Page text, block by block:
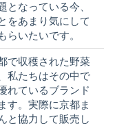
となっている今、
をあまり気にして
らいたいです。
で収穫された野菜
私たちはその中で
れているブランド
す。実際に京都ま
と協力して販売し